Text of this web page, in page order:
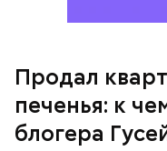
Продал
печенья: к
блогера